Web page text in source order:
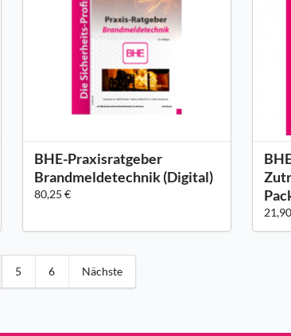
BHE-Praxisratgeber
Brandmeldetechnik (Digital)
80,25 €
5 6 Nächste